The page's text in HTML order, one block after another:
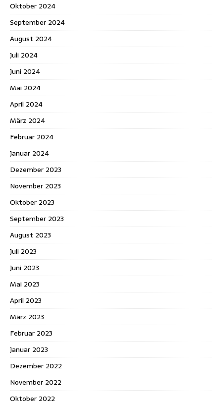
Oktober 2024
September 2024
August 2024
Juli 2024
Juni 2024
Mai 2024
April 2024
März 2024
Februar 2024
Januar 2024
Dezember 2023
November 2023
Oktober 2023
September 2023
August 2023
Juli 2023
Juni 2023
Mai 2023
April 2023
März 2023
Februar 2023
Januar 2023
Dezember 2022
November 2022
Oktober 2022